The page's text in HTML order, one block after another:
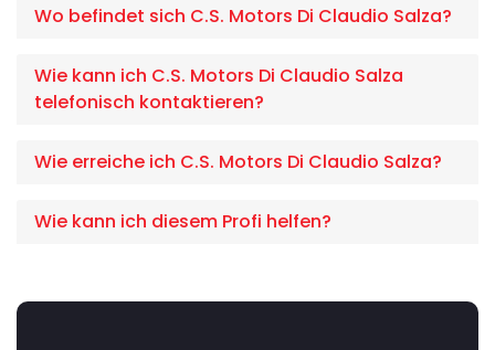
Wo befindet sich C.S. Motors Di Claudio Salza?
Wie kann ich C.S. Motors Di Claudio Salza
telefonisch kontaktieren?
Wie erreiche ich C.S. Motors Di Claudio Salza?
Wie kann ich diesem Profi helfen?